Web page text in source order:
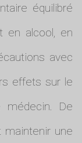
équilibré
en alcool, en
avec
effets sur le
médecin. De
maintenir une